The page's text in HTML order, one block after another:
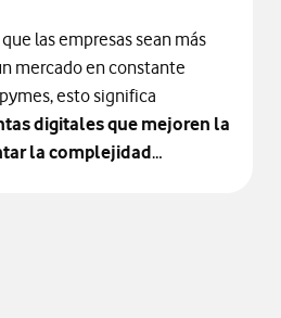
las empresas sean más
mercado en constante
esto significa
digitales que mejoren la
la complejidad